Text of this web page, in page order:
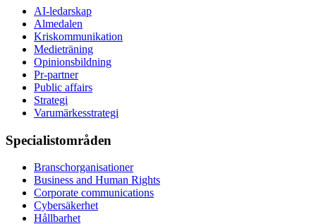
AI-ledarskap
Almedalen
Kris­kommunikation
Medieträning
Opinionsbildning
Pr-partner
Public affairs
Strategi
Varumärkesstrategi
Specialistområden
Branschorganisationer
Business and Human Rights
Corporate communications
Cybersäkerhet
Hållbarhet